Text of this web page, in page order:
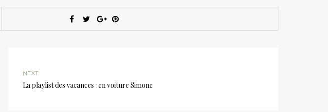
NEXT
La playlist des vacances : en voiture Simone